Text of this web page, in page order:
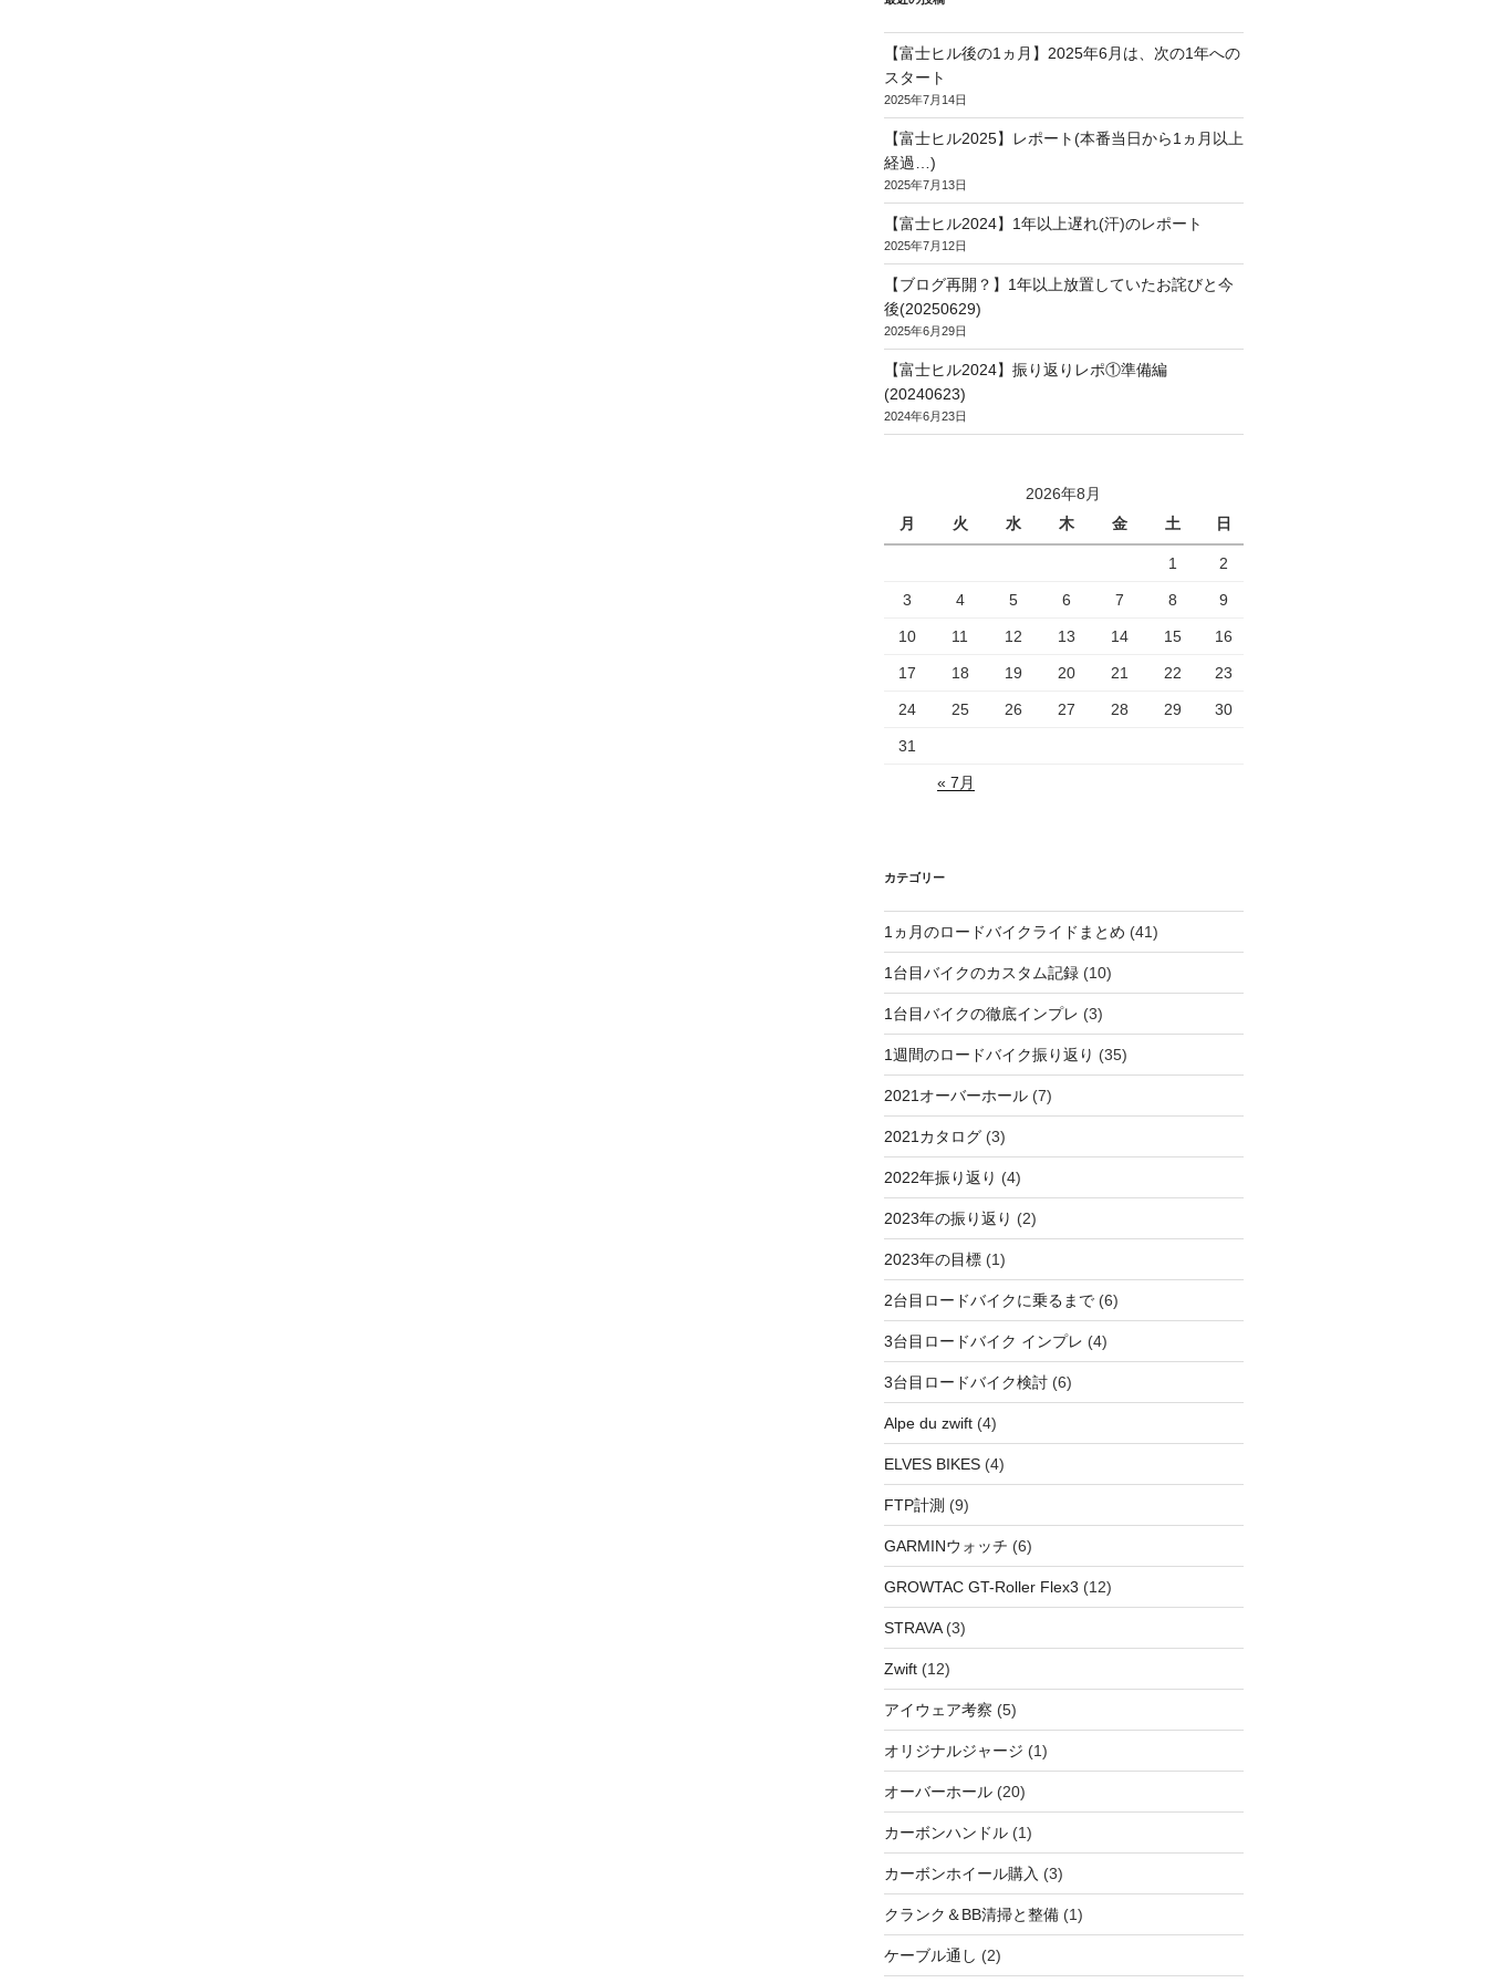
【富士ヒル後の1ヵ月】2025年6月は、次の1年への
スタート
2025年7月14日
【富士ヒル2025】レポート(本番当日から1ヵ月以上
経過…)
2025年7月13日
【富士ヒル2024】1年以上遅れ(汗)のレポート
2025年7月12日
【ブログ再開？】1年以上放置していたお詫びと今
後(20250629)
2025年6月29日
【富士ヒル2024】振り返りレポ①準備編
(20240623)
2024年6月23日
2026年8月
月
火 水 木 金 土 日
1 2
3 4 5 6 7 8 9
10 11 12 13 14 15 16
17 18 19 20 21 22 23
24 25 26 27 28 29 30
31
« 7月
カテゴリー
1ヵ月のロードバイクライドまとめ (41)
1台目バイクのカスタム記録(10)
1台目バイクの徹底インプレ (3)
1週間のロードバイク振り返り (35)
2021オーバーホール(7)
2021カタログ(3)
2022年振り返り (4)
2023年の振り返り (2)
2023年の目標(1)
2台目ロードバイクに乗るまで(6)
3台目ロードバイク インプレ (4)
3台目ロードバイク検討(6)
Alpe du zwift(4)
ELVES BIKES(4)
FTP計測 (9)
GARMINウォッチ (6)
GROWTAC GT-Roller Flex3 (12)
STRAVA(3)
Zwift(12)
アイウェア考察 (5)
オリジナルジャージ (1)
オーバーホール(20)
カーボンハンドル(1)
カーボンホイール購入 (3)
クランク＆BB清掃と整備(1)
ケーブル通し (2)